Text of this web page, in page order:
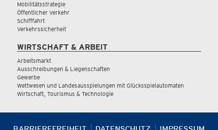
Mobilitätsstrategie
Öffentlicher Verkehr
Schifffahrt
Verkehrssicherheit
WIRTSCHAFT & ARBEIT
Arbeitsmarkt
Ausschreibungen & Liegenschaften
Gewerbe
Wettwesen und Landesausspielungen mit Glücksspielautomaten
Wirtschaft, Tourismus & Technologie